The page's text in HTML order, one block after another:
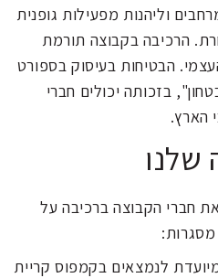
וליהנות מפעילות גופנית
הרכיבה בקבוצה תורמת
הבטיחות בעיסוק בספורט
בזכותה יכולים חברי
הארץ.
שלנו
חברי הקבוצה ברכיבה על
מסגרות:
לנמצאים בקמפוס קריית